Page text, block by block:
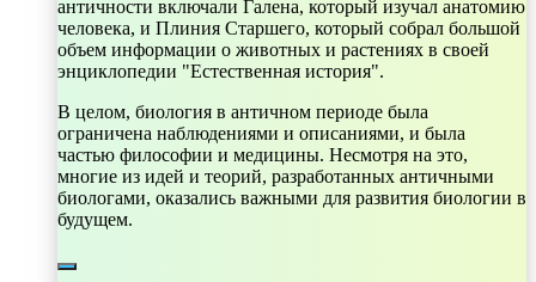
античности включали Галена, который изучал анатомию
человека, и Плиния Старшего, который собрал большой
объем информации о животных и растениях в своей
энциклопедии "Естественная история".
В целом, биология в античном периоде была
ограничена наблюдениями и описаниями, и была
частью философии и медицины. Несмотря на это,
многие из идей и теорий, разработанных античными
биологами, оказались важными для развития биологии в
будущем.